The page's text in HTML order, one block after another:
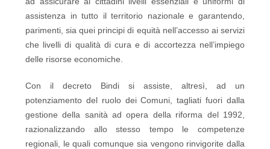
assistenza in tutto il territorio nazionale e garantendo,
parimenti, sia quei principi di equità nell’accesso ai servizi
che livelli di qualità di cura e di accortezza nell’impiego
delle risorse economiche.
Con il decreto Bindi si assiste, altresì, ad un
potenziamento del ruolo dei Comuni, tagliati fuori dalla
gestione della sanità ad opera della riforma del 1992,
razionalizzando allo stesso tempo le competenze
regionali, le quali comunque sia vengono rinvigorite dalla